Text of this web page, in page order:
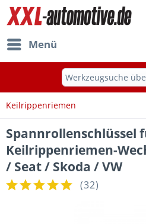
Menü
Werkzeugsuche
Keilrippenriemen
Spannrollenschlüssel
Keilrippenriemen-
/ Seat / Skoda / VW
(32)